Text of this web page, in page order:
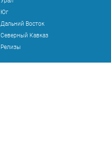
Юг
Дальний Восток
Северный Кавказ
Релизы